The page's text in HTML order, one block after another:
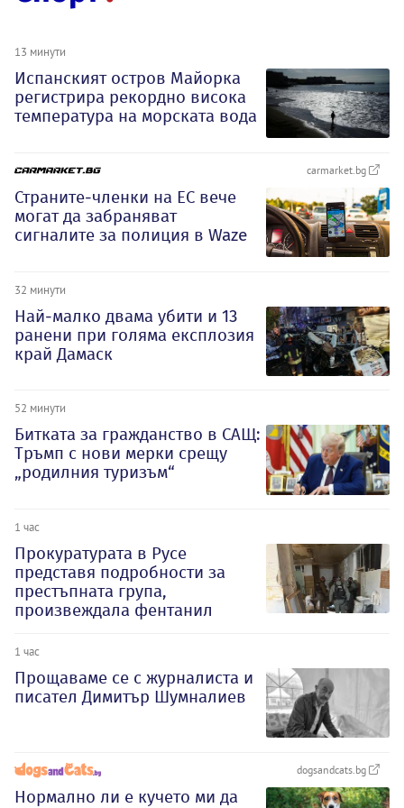
13 минути
Испанският остров Майорка
регистрира рекордно висока
температура на морската вода
carmarket.bg
Страните-членки на ЕС вече
могат да забраняват
сигналите за полиция в Waze
32 минути
Най-малко двама убити и 13
ранени при голяма експлозия
край Дамаск
52 минути
Битката за гражданство в САЩ:
Тръмп с нови мерки срещу
„родилния туризъм“
1 час
Прокуратурата в Русе
представя подробности за
престъпната група,
произвеждала фентанил
1 час
Прощаваме се с журналиста и
писател Димитър Шумналиев
dogsandcats.bg
Нормално ли е кучето ми да